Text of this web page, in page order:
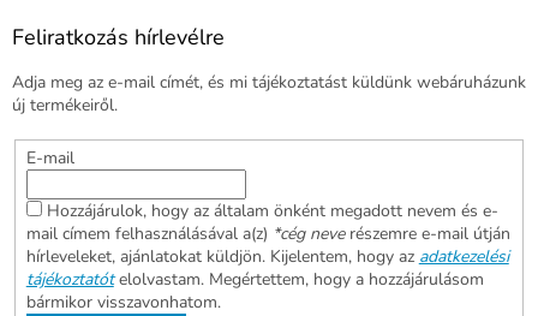
Feliratkozás hírlevélre
Adja meg az e-mail címét, és mi tájékoztatást küldünk webáruházunk
új termékeiről.
E-mail
Hozzájárulok, hogy az általam önként megadott nevem és e-
mail címem felhasználásával a(z) *cég neverészemre e-mail útján
hírleveleket, ajánlatokat küldjön. Kijelentem, hogy az adatkezelési
tájékoztatót elolvastam. Megértettem, hogy a hozzájárulásom
bármikor visszavonhatom.